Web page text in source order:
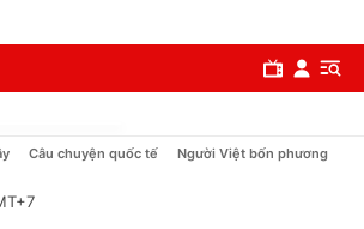
Câu chuyện quốc tế Người Việt bốn phương